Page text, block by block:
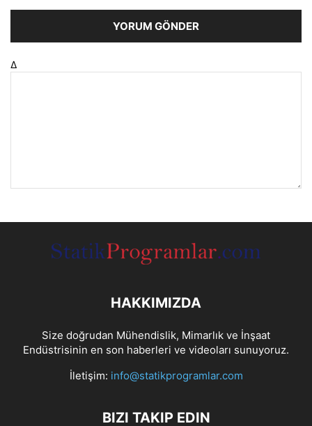
Δ
HAKKIMIZDA
Size doğrudan Mühendislik, Mimarlık ve İnşaat
Endüstrisinin en son haberleri ve videoları sunuyoruz.
İletişim: info@statikprogramlar.com
BIZI TAKIP EDIN